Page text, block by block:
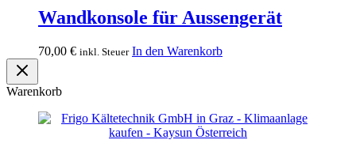
Wandkonsole für Aussengerät
70,00 € inkl. Steuer In den Warenkorb
Warenkorb